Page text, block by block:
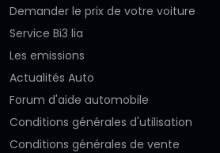
Demander le prix de votre voiture
Service Bi3 lia
Les emissions
Actualités Auto
Forum d'aide automobile
Conditions générales d'utilisation
Conditions générales de vente